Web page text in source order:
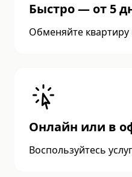
Быстро — от 5
Обменяйте
Онлайн или в
Воспользуйтесь